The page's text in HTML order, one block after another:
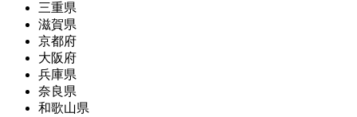
三重県
滋賀県
京都府
大阪府
兵庫県
奈良県
和歌山県